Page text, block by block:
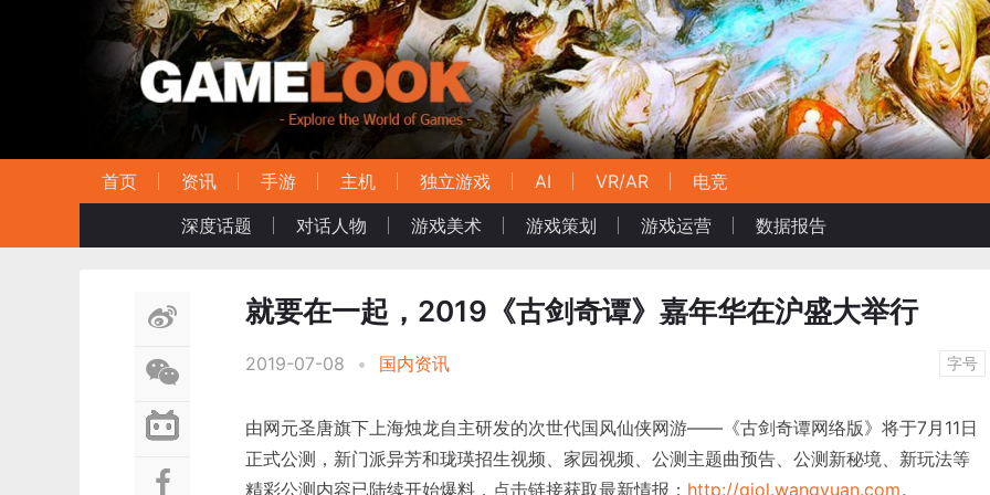
首页 资讯 手游 主机 独立游戏 AI VR/AR
电竞
深度话题
对话人物 游戏美术 游戏策划 游戏运营 数据报告
就要在一起，2019《古剑奇谭》嘉年华在沪盛大举行
2019-07-08 • 国内资讯 字号
由网元圣唐旗下上海烛龙自主研发的次世代国风仙侠网游——《古剑奇谭网络版》将于7月11日
正式公测，新门派异芳和珑瑛招生视频、家园视频、公测主题曲预告、公测新秘境、新玩法等
精彩公测内容已陆续开始爆料，点击链接获取最新情报： http://gjol.wangyuan.com。